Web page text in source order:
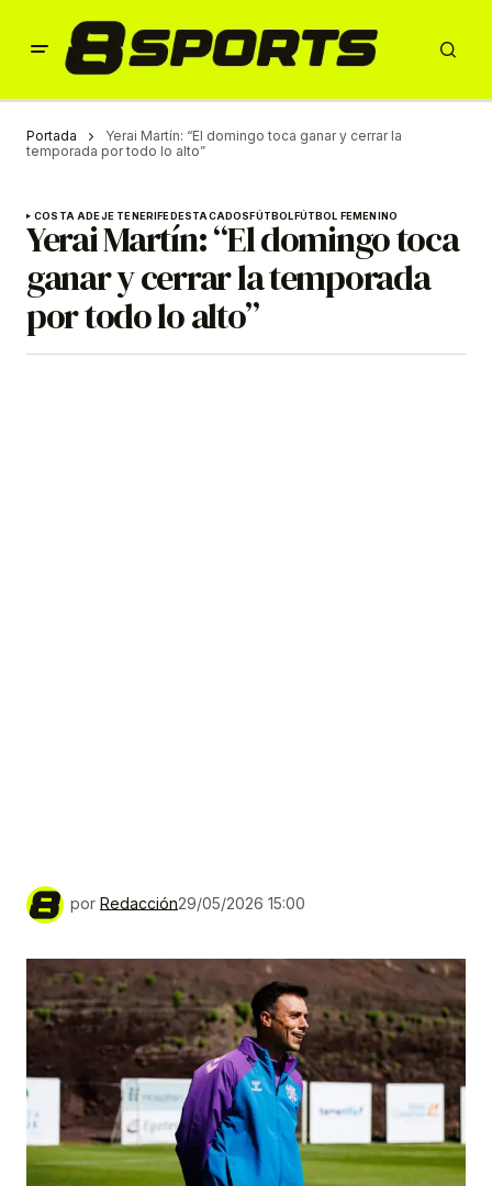
Portada
Yerai Martín: “El domingo toca ganar y cerrar la
temporada por todo lo alto”
COSTA ADEJE TENERIFEDESTACADOSFÚTBOLFÚTBOL FEMENINO
Yerai Martín: “El domingo toca
ganar y cerrar la temporada
por todo lo alto”
por Redacción29/05/2026 15:00